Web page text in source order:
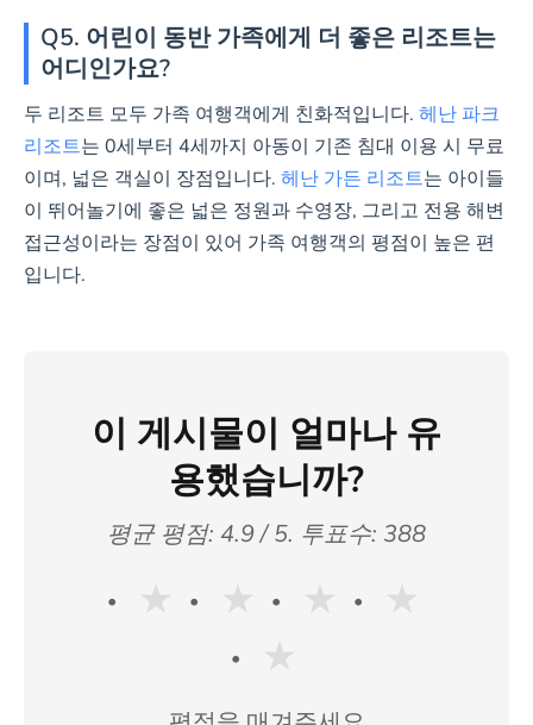
Q5. 어린이 동반 가족에게 더 좋은 리조트는
어디인가요?
두 리조트 모두 가족 여행객에게 친화적입니다. 헤난 파크
리조트는 0세부터 4세까지 아동이 기존 침대 이용 시 무료
이며, 넓은 객실이 장점입니다. 헤난 가든 리조트는 아이들
이 뛰어놀기에 좋은 넓은 정원과 수영장, 그리고 전용 해변
접근성이라는 장점이 있어 가족 여행객의 평점이 높은 편
입니다.
이 게시물이 얼마나 유
용했습니까?
평균 평점: 4.9/ 5. 투표수: 388
★ ★ ★
★
★